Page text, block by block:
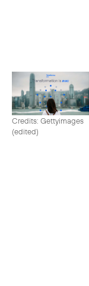
Credits: Gettyimages
(edited)